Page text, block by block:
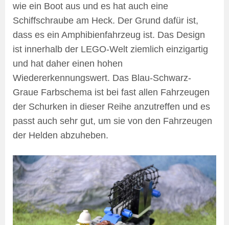
wie ein Boot aus und es hat auch eine
Schiffschraube am Heck. Der Grund dafür ist,
dass es ein Amphibienfahrzeug ist. Das Design
ist innerhalb der LEGO-Welt ziemlich einzigartig
und hat daher einen hohen
Wiedererkennungswert. Das Blau-Schwarz-
Graue Farbschema ist bei fast allen Fahrzeugen
der Schurken in dieser Reihe anzutreffen und es
passt auch sehr gut, um sie von den Fahrzeugen
der Helden abzuheben.